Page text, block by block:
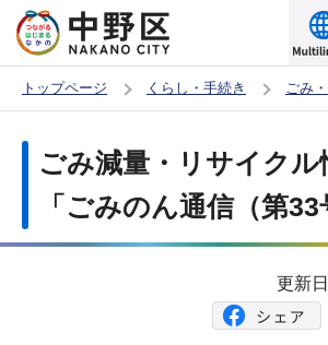
の
ー
トップページ くらし・手続き ごみ
か
ごみ減量・リサイクル
「ごみのん通信（第33
更新